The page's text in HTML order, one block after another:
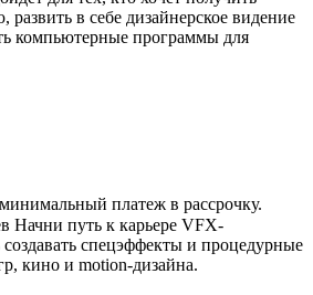
в себе дизайнерское видение
компьютерные программы для
платеж в рассрочку.
Начни путь к карьере VFX-
создавать спецэффекты и процедурные
кино и motion-дизайна.